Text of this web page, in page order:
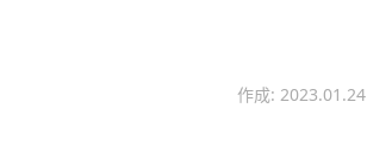
作成: 2023.01.24